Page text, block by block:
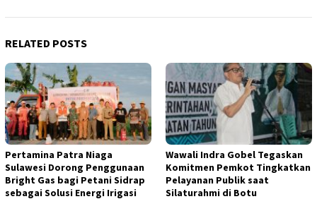
RELATED POSTS
Pertamina Patra Niaga
Sulawesi Dorong Penggunaan
Bright Gas bagi Petani Sidrap
sebagai Solusi Energi Irigasi
Wawali Indra Gobel Tegaskan
Komitmen Pemkot Tingkatkan
Pelayanan Publik saat
Silaturahmi di Botu